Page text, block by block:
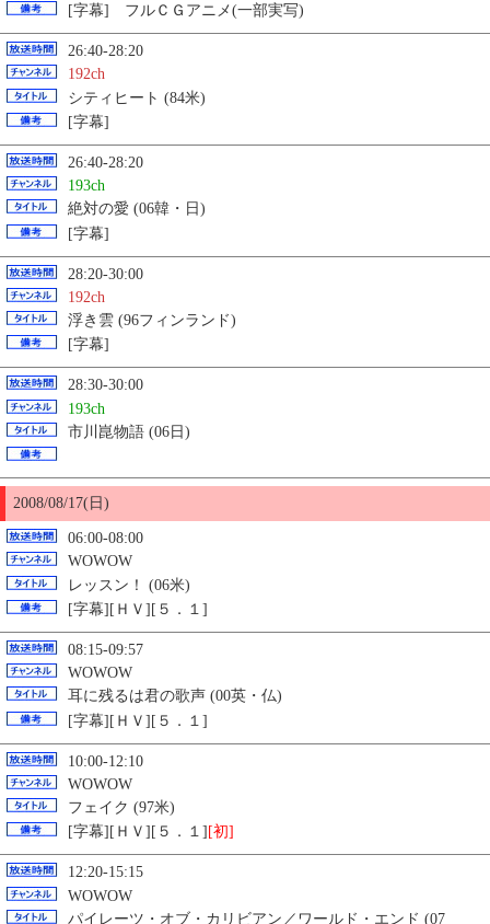
[字幕] フルＣＧアニメ(一部実写)
26:40-28:20
192ch
シティヒート (84米)
[字幕]
26:40-28:20
193ch
絶対の愛 (06韓・日)
[字幕]
28:20-30:00
192ch
浮き雲 (96フィンランド)
[字幕]
28:30-30:00
193ch
市川崑物語 (06日)
2008/08/17(日)
06:00-08:00
WOWOW
レッスン！ (06米)
[字幕][ＨＶ][５．１]
08:15-09:57
WOWOW
耳に残るは君の歌声 (00英・仏)
[字幕][ＨＶ][５．１]
10:00-12:10
WOWOW
フェイク (97米)
[字幕][ＨＶ][５．１] [初]
12:20-15:15
WOWOW
パイレーツ・オブ・カリビアン／ワールド・エンド (07